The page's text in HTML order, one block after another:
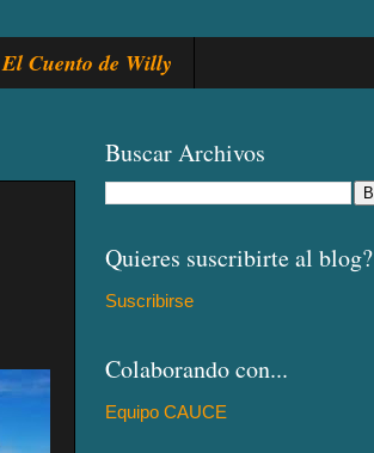
El Cuento de Willy
Buscar Archivos
Quieres suscribirte al blog?
Suscribirse
Colaborando con...
Equipo CAUCE